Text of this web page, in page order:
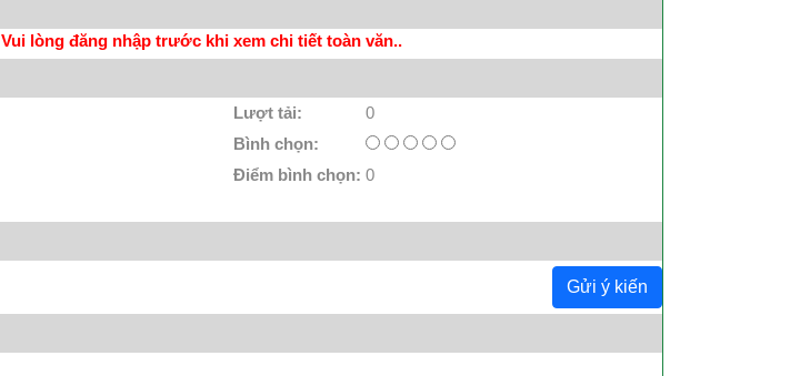
Vui lòng đăng nhập trước khi xem chi tiết toàn văn..
Lượt tải:
0
Bình chọn:
Điểm bình chọn: 0
Gửi ý kiến